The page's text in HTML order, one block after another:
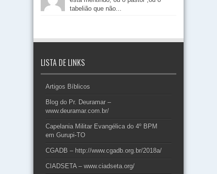
tabelião que não...
LISTA DE LINKS
Artigos Bíblicos
Blog do Pr. Deuramar –
www.deuramar.com.br/
Capelania Militar Evangélica do 4º BPM
em Gurupi-TO
CGADB – http://www.cgadb.org.br/2018a/
CIADSETA – www.ciadseta.org/